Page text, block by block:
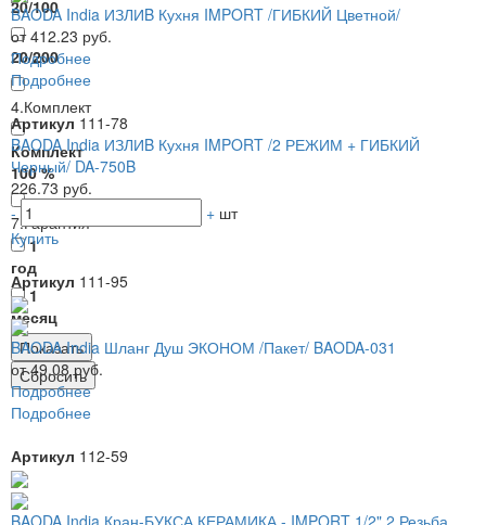
20/100
20/200
4.Комплект
Комплект
100 %
7.Гарантия
1
год
1
месяц
BAODA India ИЗЛИB Кухня IMPORT /ГИБКИЙ Цветной/
от 412.23 руб.
Подробнее
Подробнее
Артикул 111-78
BAODA India ИЗЛИB Кухня IMPORT /2 РЕЖИМ + ГИБКИЙ
Черный/ DA-750B
226.73 руб.
-
+ шт
Купить
Артикул 111-95
BAODA India Шланг Душ ЭКОНОМ /Пакет/ BAODA-031
от 49.08 руб.
Подробнее
Подробнее
Артикул 112-59